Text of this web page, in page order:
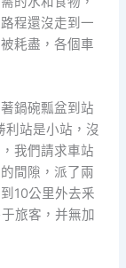
程還沒走到一
耗盡，各個車
鍋碗瓢盆到站
利站是小站，沒
我們請求車站
間隙，派了兩
10公里外去釆
旅客，并無加